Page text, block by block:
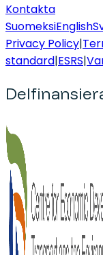
Kontakta
SuomeksiEnglish
Privacy Policy|
standard|ESRS|